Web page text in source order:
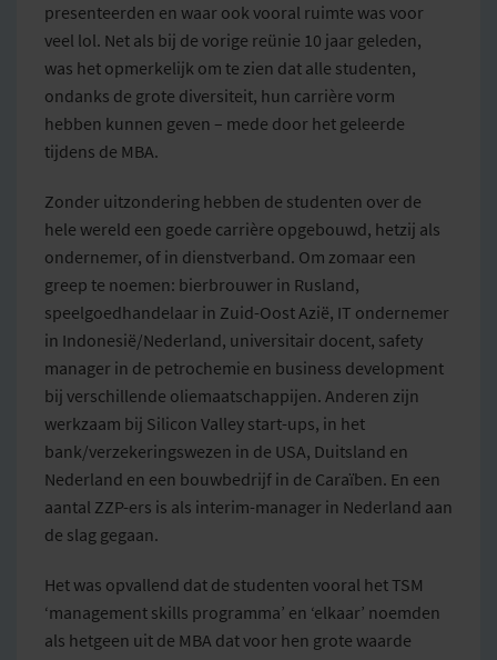
presenteerden en waar ook vooral ruimte was voor
veel lol. Net als bij de vorige reünie 10 jaar geleden,
was het opmerkelijk om te zien dat alle studenten,
ondanks de grote diversiteit, hun carrière vorm
hebben kunnen geven – mede door het geleerde
tijdens de MBA.
Zonder uitzondering hebben de studenten over de
hele wereld een goede carrière opgebouwd, hetzij als
ondernemer, of in dienstverband. Om zomaar een
greep te noemen: bierbrouwer in Rusland,
speelgoedhandelaar in Zuid-Oost Azië, IT ondernemer
in Indonesië/Nederland, universitair docent, safety
manager in de petrochemie en business development
bij verschillende oliemaatschappijen. Anderen zijn
werkzaam bij Silicon Valley start-ups, in het
bank/verzekeringswezen in de USA, Duitsland en
Nederland en een bouwbedrijf in de Caraïben. En een
aantal ZZP-ers is als interim-manager in Nederland aan
de slag gegaan.
Het was opvallend dat de studenten vooral het TSM
‘management skills programma’ en ‘elkaar’ noemden
als hetgeen uit de MBA dat voor hen grote waarde